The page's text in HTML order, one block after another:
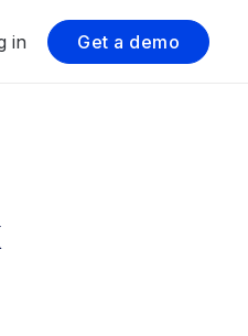
in Get a demo